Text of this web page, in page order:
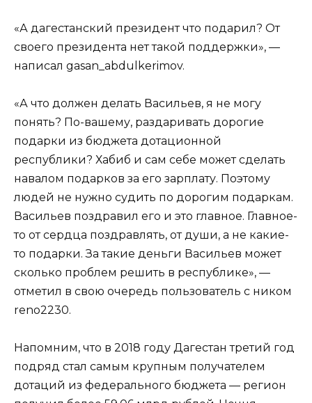
«А дагестанский президент что подарил? От
своего президента нет такой поддержки», —
написал gasan_abdulkerimov.
«А что должен делать Васильев, я не могу
понять? По-вашему, раздаривать дорогие
подарки из бюджета дотационной
республики? Хабиб и сам себе может сделать
навалом подарков за его зарплату. Поэтому
людей не нужно судить по дорогим подаркам.
Васильев поздравил его и это главное. Главное-
то от сердца поздравлять, от души, а не какие-
то подарки. За такие деньги Васильев может
сколько проблем решить в республике», —
отметил в свою очередь пользователь с ником
reno2230.
Напомним, что в 2018 году Дагестан третий год
подряд стал самым крупным получателем
дотаций из федерального бюджета — регион